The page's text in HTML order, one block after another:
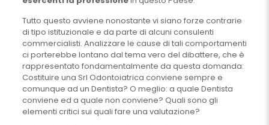
Tutto questo avviene nonostante vi siano forze contrarie
di tipo istituzionale e da parte di alcuni consulenti
commercialisti. Analizzare le cause di tali comportamenti
ci porterebbe lontano dal tema vero del dibattere, che è
rappresentato fondamentalmente da questa domanda:
Costituire una Srl Odontoiatrica conviene sempre e
comunque ad un Dentista? O meglio: a quale Dentista
conviene ed a quale non conviene? Quali sono gli
elementi critici sui quali fare una valutazione?